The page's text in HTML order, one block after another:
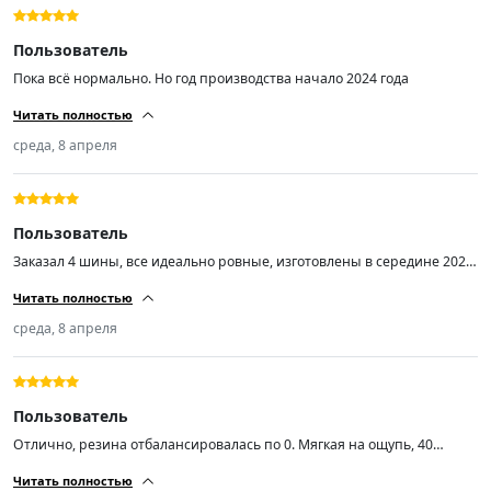
Пользователь
Пока всё нормально. Но год производства начало 2024 года
Читать полностью
среда, 8 апреля
Пользователь
Заказал 4 шины, все идеально ровные, изготовлены в середине 2025
👍
Читать полностью
среда, 8 апреля
Пользователь
Отлично, резина отбалансировалась по 0. Мягкая на ощупь, 40
Читать полностью